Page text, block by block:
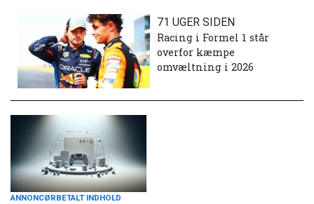
71 UGER SIDEN
Racing i Formel 1 står
overfor kæmpe
omvæltning i 2026
ANNONCØRBETALT INDHOLD